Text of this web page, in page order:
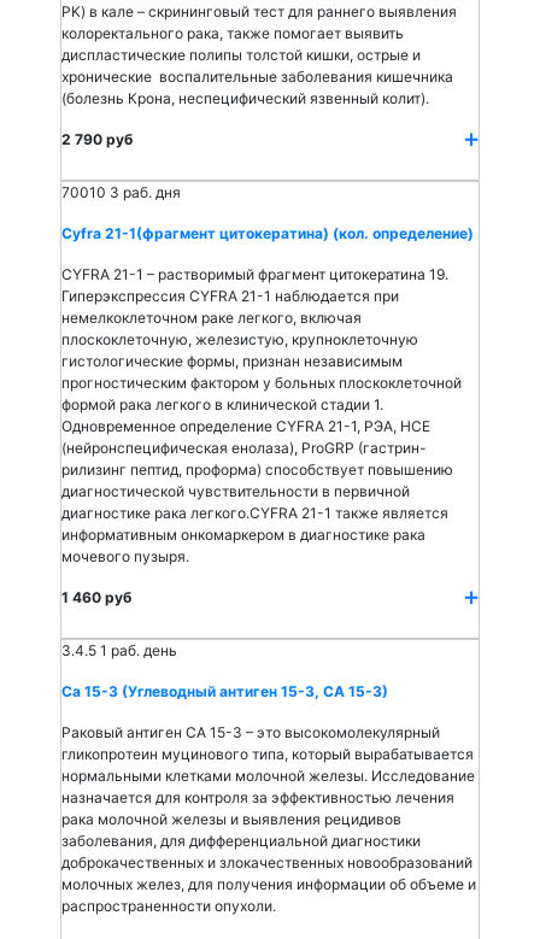
PK) в кале – скрининговый тест для раннего выявления
колоректального рака, также помогает выявить
диспластические полипы толстой кишки, острые и
хронические воспалительные заболевания кишечника
(болезнь Крона, неспецифический язвенный колит).
2 790 руб
70010 3 раб. дня
Cyfra 21-1(фрагмент цитокератина) (кол. определение)
CYFRA 21-1 – растворимый фрагмент цитокератина 19.
Гиперэкспрессия CYFRA 21-1 наблюдается при
немелкоклеточном раке легкого, включая
плоскоклеточную, железистую, крупноклеточную
гистологические формы, признан независимым
прогностическим фактором у больных плоскоклеточной
формой рака легкого в клинической стадии 1.
Одновременное определение CYFRA 21-1, РЭА, НСЕ
(нейронспецифическая енолаза), ProGRP (гастрин-
рилизинг пептид, проформа) способствует повышению
диагностической чувствительности в первичной
диагностике рака легкого.CYFRA 21-1 также является
информативным онкомаркером в диагностике рака
мочевого пузыря.
1 460 руб
3.4.5 1 раб. день
Са 15-3 (Углеводный антиген 15-3, СА 15-3)
Раковый антиген СА 15-3 – это высокомолекулярный
гликопротеин муцинового типа, который вырабатывается
нормальными клетками молочной железы. Исследование
назначается для контроля за эффективностью лечения
рака молочной железы и выявления рецидивов
заболевания, для дифференциальной диагностики
доброкачественных и злокачественных новообразований
молочных желез, для получения информации об объеме и
распространенности опухоли.